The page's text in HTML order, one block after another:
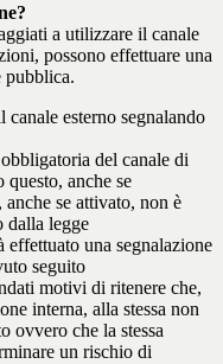
a utilizzare il canale
possono effettuare una
pubblica.
esterno segnalando
del canale di
questo, anche se
se attivato, non è
dalla legge
effettuato una segnalazione
seguito
motivi di ritenere che,
interna, alla stessa non
ovvero che la stessa
un rischio di